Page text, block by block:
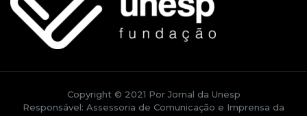
Copyright © 2021 Por Jornal da Unesp
Responsável: Assessoria de Comunicação e Imprensa da